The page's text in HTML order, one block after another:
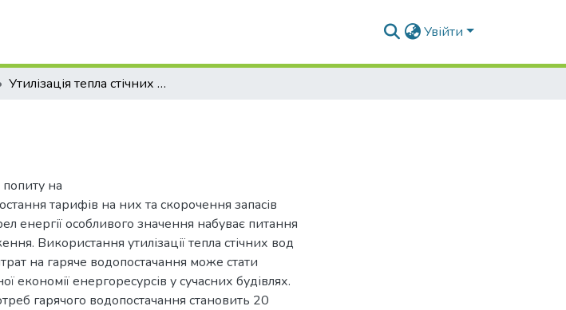
Увійти
Утилізація тепла стічних вод
на
тарифів на них та скорочення запасів
енергії особливого значення набуває питання
Використання утилізації тепла стічних вод
на гаряче водопостачання може стати
економії енергоресурсів у сучасних будівлях.
гарячого водопостачання становить 20­